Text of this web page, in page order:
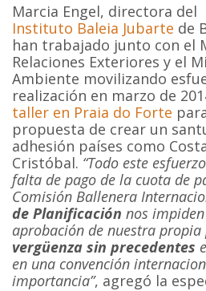
Marcia Engel, directora del
Instituto Baleia Jubarte de
han trabajado junto con el
Relaciones Exteriores y el
Ambiente movilizando
realización en marzo de
taller en Praia do Forte
propuesta de crear un
adhesión países como
Cristóbal. “Todo este
falta de pago de la cuota de
Comisión Ballenera
de Planificación nos
aprobación de nuestra
vergüenza sin precedentes
en una convención
importancia”, agregó la